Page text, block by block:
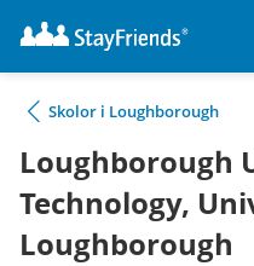
Skolor i Loughborough
Loughborough
Technology,
Loughborough